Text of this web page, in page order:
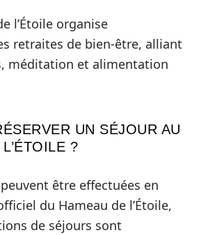
l’Étoile organise
retraites de bien-être, alliant
méditation et alimentation
UN SÉJOUR AU
?
être effectuées en
du Hameau de l’Étoile,
de séjours sont